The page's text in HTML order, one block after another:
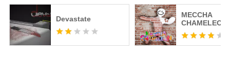
Devastate
MECCHA
CHAMELEON